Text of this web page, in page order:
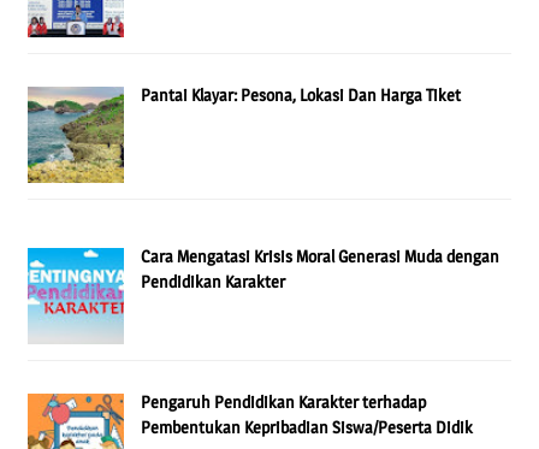
Pantai Klayar: Pesona, Lokasi Dan Harga Tiket
Cara Mengatasi Krisis Moral Generasi Muda dengan
Pendidikan Karakter
Pengaruh Pendidikan Karakter terhadap
Pembentukan Kepribadian Siswa/Peserta Didik